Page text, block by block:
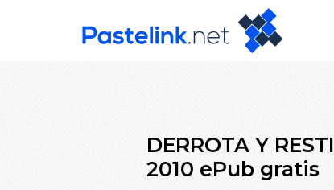
DERROTA Y
2010 ePub gratis